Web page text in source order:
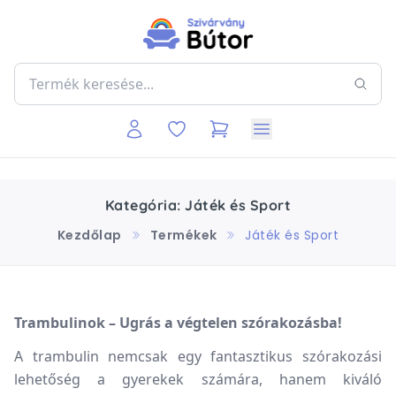
Kategória: Játék és Sport
Kezdőlap
Termékek Játék és Sport
Trambulinok – Ugrás a végtelen szórakozásba!
A trambulin nemcsak egy fantasztikus szórakozási
lehetőség a gyerekek számára, hanem kiváló